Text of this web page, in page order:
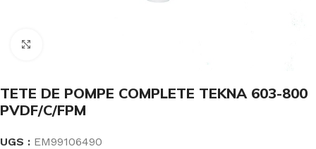
TETE DE POMPE COMPLETE TEKNA 603-800
PVDF/C/FPM
UGS : EM99106490